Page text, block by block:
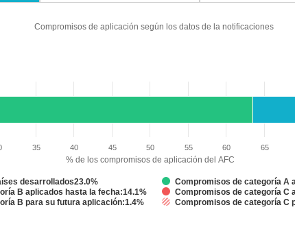
del AFC. Data ranges from 23.03030303030303 to 100.
% de los compromisos de aplicación del AFC
Compromisos de aplicación según los datos de la notificaciones
desarrollados23.0%
Compromisos de categoría A
B aplicados hasta la fecha:14.1%
Compromisos de categoría C
B para su futura aplicación:1.4%
Compromisos de categoría C
35 40 45 50 55 60 65